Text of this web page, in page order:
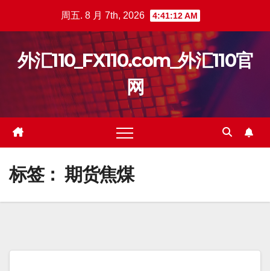
周五. 8 月 7th, 2026 4:41:12 AM
外汇110_FX110.com_外汇110官
网
标签： 期货焦煤